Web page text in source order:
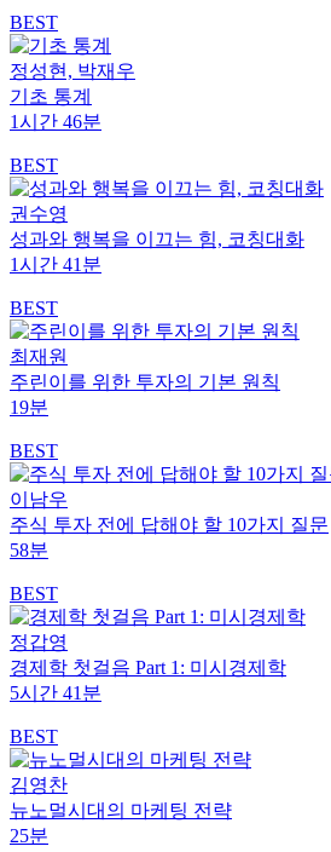
BEST
정성현, 박재우
기초 통계
1시간 46분
BEST
권수영
성과와 행복을 이끄는 힘, 코칭대화
1시간 41분
BEST
최재원
주린이를 위한 투자의 기본 원칙
19분
BEST
이남우
주식 투자 전에 답해야 할 10가지 질문
58분
BEST
정갑영
경제학 첫걸음 Part 1: 미시경제학
5시간 41분
BEST
김영찬
뉴노멀시대의 마케팅 전략
25분